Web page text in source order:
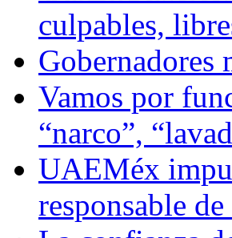
culpables,
Gobernadores
Vamos por
“narco”,
UAEMéx
responsable